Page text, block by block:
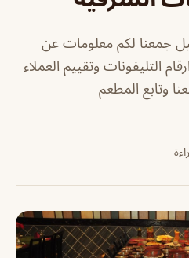
جمعنا لكم معلومات عن
التليفونات وتقييم العملاء
وتابع المطعم